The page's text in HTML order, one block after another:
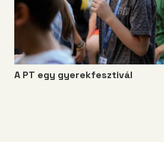
A PT egy gyerekfesztivál